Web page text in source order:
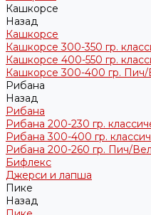
Кашкорсе
Назад
Кашкорсе
Кашкорсе 300-350 гр.
Кашкорсе 400-550 гр.
Кашкорсе 300-400 гр.
Рибана
Назад
Рибана
Рибана 200-230 гр.
Рибана 300-400 гр.
Рибана 200-260 гр. Пич/
Бифлекс
Джерси и лапша
Пике
Назад